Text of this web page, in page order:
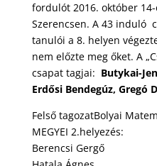
fordulót 2016. október
Szerencsen. A 43 induló
tanulói a 8. helyen
nem előzte meg őket. A
csapat tagjai: Butykai-
Erdősi Bendegúz, Gregó
Felső tagozatBolyai
MEGYEI 2.helyezés:
Berencsi Gergő